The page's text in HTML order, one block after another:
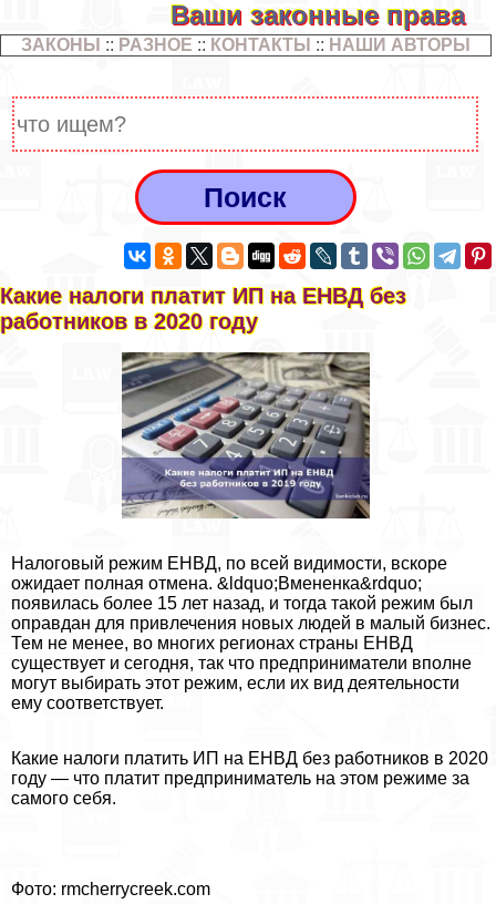
Ваши законные права
ЗАКОНЫ :: РАЗНОЕ :: КОНТАКТЫ :: НАШИ АВТОРЫ
Какие налоги платит ИП на ЕНВД без
работников в 2020 году
Налоговый режим ЕНВД, по всей видимости, вскоре
ожидает полная отмена. &ldquo;Вмененка&rdquo;
появилась более 15 лет назад, и тогда такой режим был
оправдан для привлечения новых людей в малый бизнес.
Тем не менее, во многих регионах страны ЕНВД
существует и сегодня, так что предприниматели вполне
могут выбирать этот режим, если их вид деятельности
ему соответствует.
Какие налоги платить ИП на ЕНВД без работников в 2020
году — что платит предприниматель на этом режиме за
самого себя.
Фото: rmcherrycreek.com